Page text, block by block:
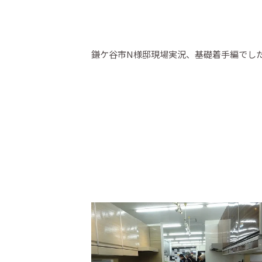
鎌ケ谷市N様邸現場実況、基礎着手編でし